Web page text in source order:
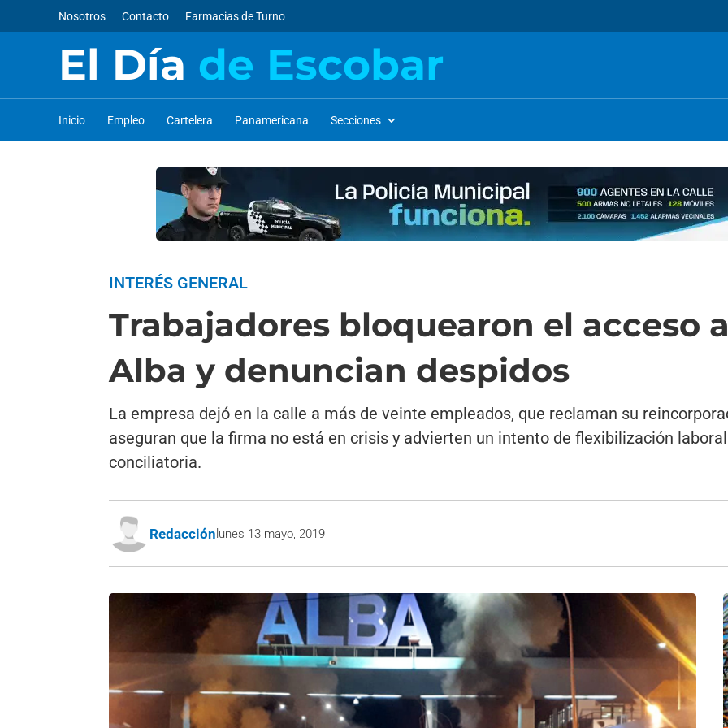
Nosotros Contacto Farmacias de Turno
El Día de Escobar
Inicio Empleo Cartelera Panamericana Secciones
INTERÉS GENERAL
Trabajadores bloquearon el acceso
Alba y denuncian despidos
La empresa dejó en la calle a más de veinte empleados, que reclaman su
aseguran que la firma no está en crisis y advierten un intento de flexibilización
conciliatoria.
Redacción lunes 13 mayo, 2019